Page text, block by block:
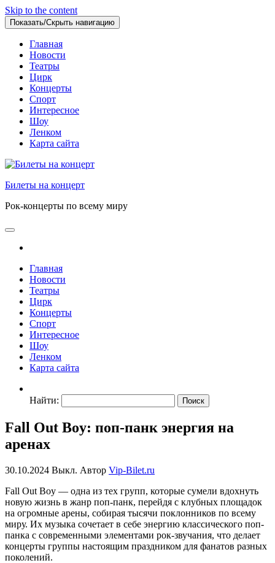
Skip to the content
Показать/Скрыть навигацию
Главная
Новости
Театры
Цирк
Концерты
Спорт
Интересное
Шоу
Ленком
Карта сайта
Билеты на концерт
Рок-концерты по всему миру
Главная
Новости
Театры
Цирк
Концерты
Спорт
Интересное
Шоу
Ленком
Карта сайта
Найти:
Fall Out Boy: поп-панк энергия на
аренах
30.10.2024 Выкл. Автор Vip-Bilet.ru
Fall Out Boy — одна из тех групп, которые сумели вдохнуть
новую жизнь в жанр поп-панк, перейдя с клубных площадок
на огромные арены, собирая тысячи поклонников по всему
миру. Их музыка сочетает в себе энергию классического поп-
панка с современными элементами рок-звучания, что делает
концерты группы настоящим праздником для фанатов разных
поколений.